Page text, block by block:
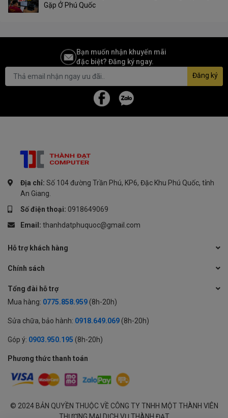
Gặp Ở Phú Quốc
Bạn muốn nhận khuyến mãi
đặc biệt? Đăng ký ngay.
Đăng ký
Địa chỉ: Số 104 đường Trần Phú, KP6, Đặc Khu Phú Quốc, tỉnh
An Giang.
Số điện thoại: 0918649069
Email: thanhdatphuquoc@gmail.com
Hỗ trợ khách hàng
Chính sách
Tổng đài hỗ trợ
Mua hàng: 0775.858.959 (8h-20h)
Sửa chữa, bảo hành: 0918.649.069 (8h-20h)
Góp ý: 0903.950.195 (8h-20h)
Phương thức thanh toán
© 2024 BẢN QUYỀN THUỘC VỀ CÔNG TY TNHH MỘT THÀNH VIÊN
THƯƠNG MẠI DỊCH VỤ THÀNH ĐẠT